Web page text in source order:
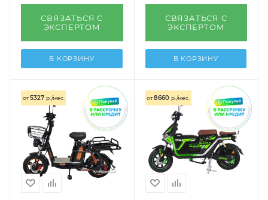
СВЯЗАТЬСЯ С
ЭКСПЕРТОМ
В КОРЗИНУ
СВЯЗАТЬСЯ С
ЭКСПЕРТОМ
В КОРЗИНУ
от5327 р./мес. от8660 р./мес.